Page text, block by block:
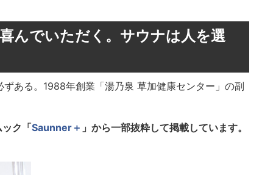
んでいただく。サウナは人を選
ある。1988年創業「湯乃泉 草加健康センター」の副
ク「Saunner＋ 」から一部抜粋して掲載しています。